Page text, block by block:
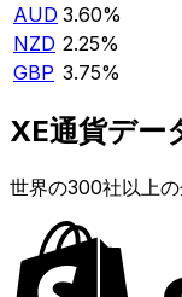
AUD 3.60%
NZD 2.25%
GBP 3.75%
XE通貨デー
世界の300社以上